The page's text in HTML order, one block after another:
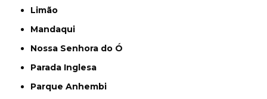
Limão
Mandaqui
Nossa Senhora do Ó
Parada Inglesa
Parque Anhembi